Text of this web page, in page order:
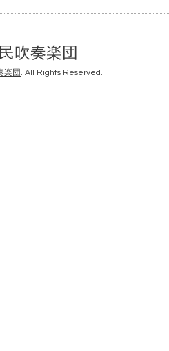
吹奏楽団
楽団 . All Rights Reserved.